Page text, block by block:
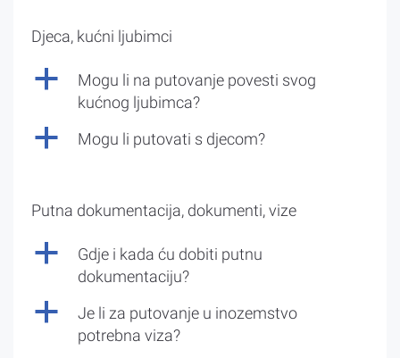
Djeca, kućni ljubimci
a
Mogu li na putovanje povesti svog
kućnog ljubimca?
a Mogu li putovati s djecom?
Putna dokumentacija, dokumenti, vize
a
Gdje i kada ću dobiti putnu
dokumentaciju?
a
Je li za putovanje u inozemstvo
potrebna viza?